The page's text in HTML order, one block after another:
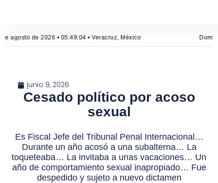
agosto de 2026 • 05:49:05 • Veracruz, México
junio 9, 2026
Cesado político por acoso
sexual
Es Fiscal Jefe del Tribunal Penal Internacional…
Durante un año acosó a una subalterna… La
toqueteaba… La invitaba a unas vacaciones… Un
año de comportamiento sexual inapropiado… Fue
despedido y sujeto a nuevo dictamen